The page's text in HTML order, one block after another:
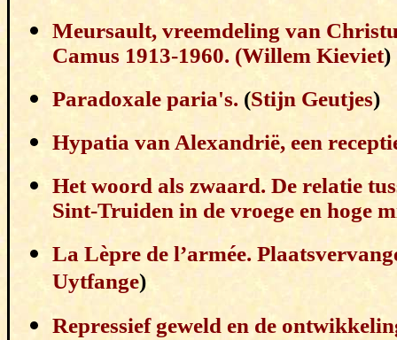
Meursault, vreemdeling van
Camus 1913-1960. (Willem Kieviet)
Paradoxale paria's. (Stijn Geutjes)
Hypatia van Alexandrië, een
Het woord als zwaard. De relatie
Sint-Truiden in de vroege en hoge
La Lèpre de l’armée.
Uytfange)
Repressief geweld en de